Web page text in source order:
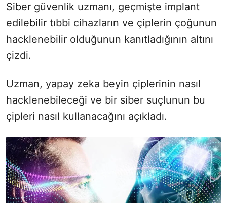
Siber güvenlik uzmanı, geçmişte implant
edilebilir tıbbi cihazların ve çiplerin çoğunun
hacklenebilir olduğunun kanıtladığının altını
çizdi.
Uzman, yapay zeka beyin çiplerinin nasıl
hacklenebileceği ve bir siber suçlunun bu
çipleri nasıl kullanacağını açıkladı.